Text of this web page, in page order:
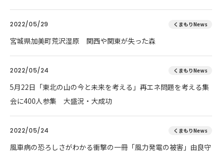
2022/05/29 くまもりNews
宮城県加美町荒沢湿原 関西や関東が失った森
2022/05/24 くまもりNews
5月22日「東北の山の今と未来を考える」再エネ問題を考える集
会に400人参集 大盛況・大成功
2022/05/24 くまもりNews
風車病の恐ろしさがわかる衝撃の一冊「風力発電の被害」由良守